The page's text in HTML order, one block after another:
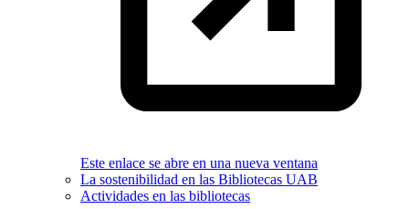
Este enlace se abre en una nueva ventana
La sostenibilidad en las Bibliotecas UAB
Actividades en las bibliotecas